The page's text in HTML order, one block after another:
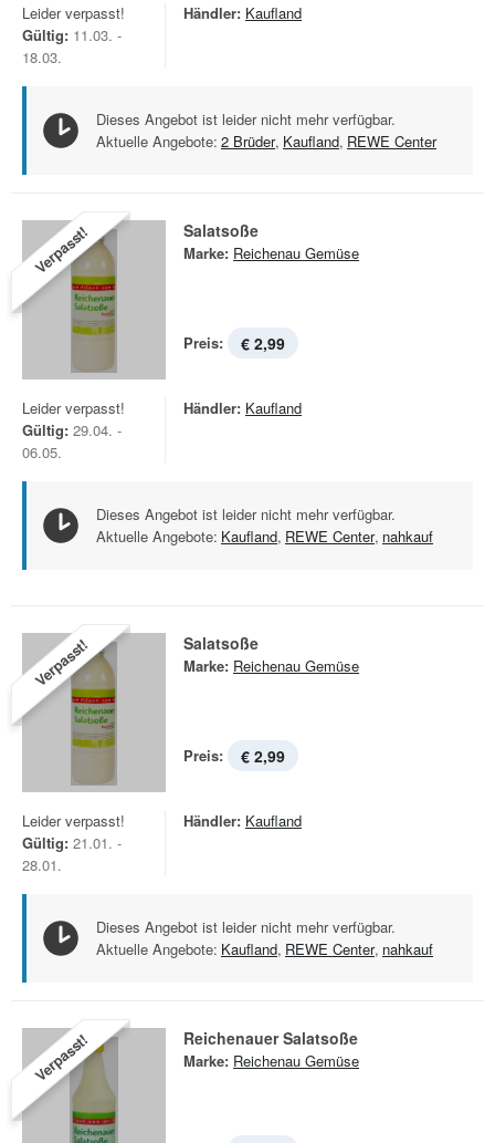
Leider verpasst!
Gültig: 11.03. -
18.03.
Händler: Kaufland
Dieses Angebot ist leider nicht mehr verfügbar.
Aktuelle Angebote: 2 Brüder, Kaufland, REWE Center
Verpasst! Salatsoße
Marke: Reichenau Gemüse
Preis: € 2,99
Leider verpasst!
Gültig: 29.04. -
06.05.
Händler: Kaufland
Dieses Angebot ist leider nicht mehr verfügbar.
Aktuelle Angebote: Kaufland, REWE Center, nahkauf
Verpasst! Salatsoße
Marke: Reichenau Gemüse
Preis: € 2,99
Leider verpasst!
Gültig: 21.01. -
28.01.
Händler: Kaufland
Dieses Angebot ist leider nicht mehr verfügbar.
Aktuelle Angebote: Kaufland, REWE Center, nahkauf
Verpasst! Reichenauer Salatsoße
Marke: Reichenau Gemüse